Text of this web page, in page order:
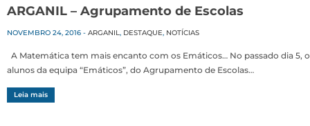
ARGANIL – Agrupamento de Escolas
NOVEMBRO 24, 2016 - ARGANIL, DESTAQUE, NOTÍCIAS
A Matemática tem mais encanto com os Emáticos… No passado dia 5,
alunos da equipa “Emáticos”, do Agrupamento de Escolas…
Leia mais